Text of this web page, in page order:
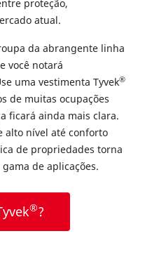
proteção,
atual.
da abrangente linha
e você notará
uma vestimenta Tyvek®
de muitas ocupações
ficará ainda mais clara.
alto nível até conforto
de propriedades torna
de aplicações.
®?